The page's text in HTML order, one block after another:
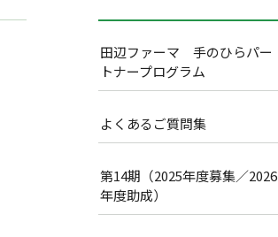
田辺ファーマ 手のひらパー
トナープログラム
よくあるご質問集
第14期（2025年度募集／2026
年度助成）